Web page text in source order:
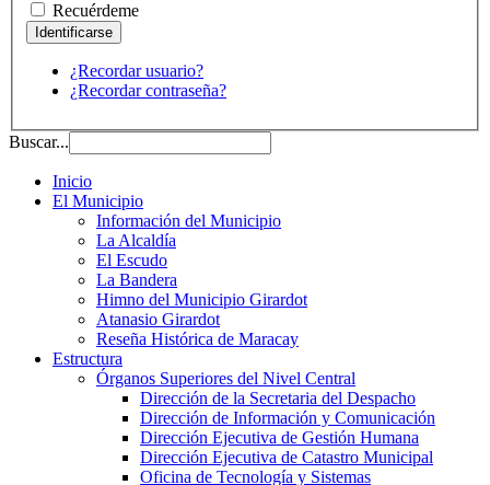
Recuérdeme
¿Recordar usuario?
¿Recordar contraseña?
Buscar...
Inicio
El Municipio
Información del Municipio
La Alcaldía
El Escudo
La Bandera
Himno del Municipio Girardot
Atanasio Girardot
Reseña Histórica de Maracay
Estructura
Órganos Superiores del Nivel Central
Dirección de la Secretaria del Despacho
Dirección de Información y Comunicación
Dirección Ejecutiva de Gestión Humana
Dirección Ejecutiva de Catastro Municipal
Oficina de Tecnología y Sistemas